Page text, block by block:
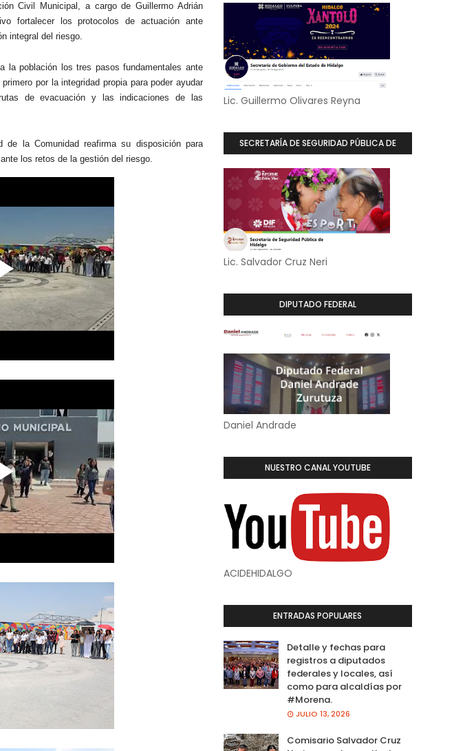
Civil Municipal, a cargo de Guillermo Adrián
fortalecer los protocolos de actuación ante
integral del riesgo.
la población los tres pasos fundamentales ante
por la integridad propia para poder ayudar
de evacuación y las indicaciones de las
la Comunidad reafirma su disposición para
los retos de la gestión del riesgo.
Lic. Guillermo Olivares Reyna
SECRETARÍA DE SEGURIDAD PÚBLICA DE
Lic. Salvador Cruz Neri
DIPUTADO FEDERAL
Daniel Andrade
NUESTRO CANAL YOUTUBE
ACIDEHIDALGO
ENTRADAS POPULARES
Detalle y fechas para
registros a diputados
federales y locales, así
como para alcaldías por
#Morena.
JULIO 13, 2026
Comisario Salvador Cruz